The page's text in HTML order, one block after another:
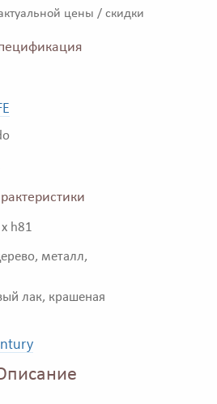
цены / скидки
h81
металл,
лак, крашеная